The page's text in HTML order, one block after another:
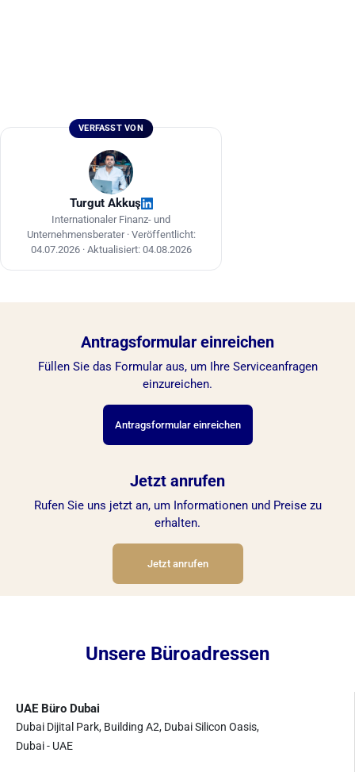
VERFASST VON
Turgut Akkuş
Internationaler Finanz- und
Unternehmensberater · Veröffentlicht:
04.07.2026· Aktualisiert: 04.08.2026
Antragsformular einreichen
Füllen Sie das Formular aus, um Ihre Serviceanfragen
einzureichen.
Antragsformular einreichen
Jetzt anrufen
Rufen Sie uns jetzt an, um Informationen und Preise zu
erhalten.
Jetzt anrufen
Unsere Büroadressen
UAE Büro Dubai
Dubai Dijital Park, Building A2, Dubai Silicon Oasis,
Dubai - UAE